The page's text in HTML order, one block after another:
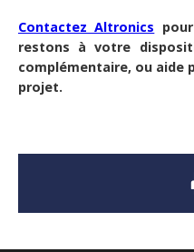
Contactez Altronics
restons à votre
complémentaire, ou aide
projet.